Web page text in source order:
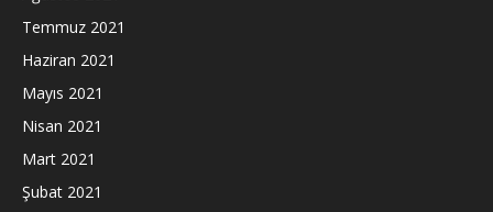
Temmuz 2021
Haziran 2021
Mayıs 2021
Nisan 2021
Mart 2021
Şubat 2021